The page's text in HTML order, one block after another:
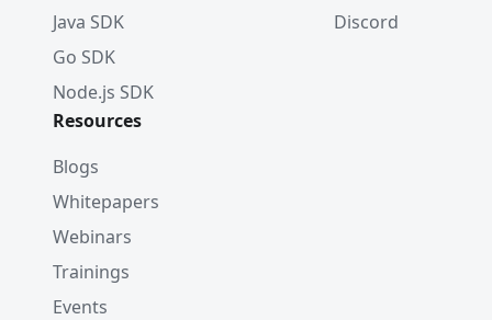
Java SDK
Go SDK
Node.js SDK
Discord
Resources
Blogs
Whitepapers
Webinars
Trainings
Events